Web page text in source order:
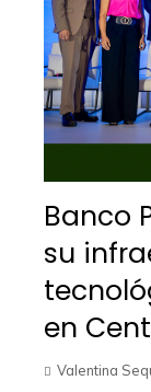
Banco
su
en
Valentina